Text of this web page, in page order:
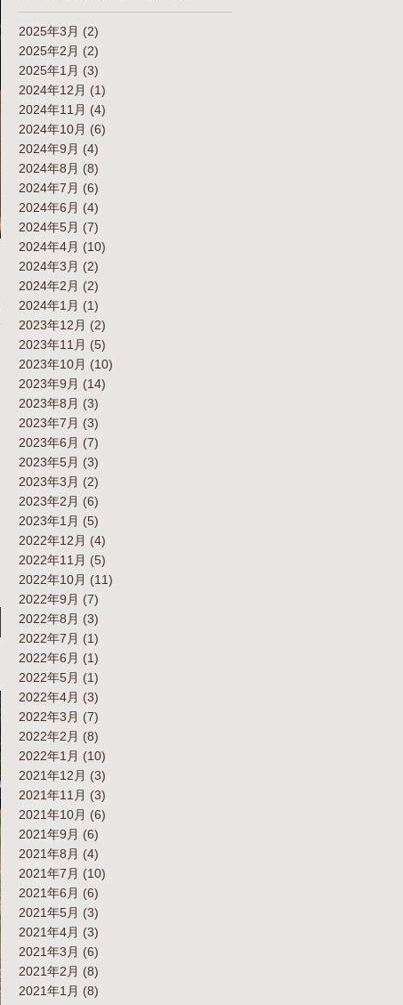
2025年3月 (2)
2025年2月 (2)
2025年1月 (3)
2024年12月 (1)
2024年11月 (4)
2024年10月 (6)
2024年9月 (4)
2024年8月 (8)
2024年7月 (6)
2024年6月 (4)
2024年5月 (7)
2024年4月 (10)
2024年3月 (2)
2024年2月 (2)
2024年1月 (1)
2023年12月 (2)
2023年11月 (5)
2023年10月 (10)
2023年9月 (14)
2023年8月 (3)
2023年7月 (3)
2023年6月 (7)
2023年5月 (3)
2023年3月 (2)
2023年2月 (6)
2023年1月 (5)
2022年12月 (4)
2022年11月 (5)
2022年10月 (11)
2022年9月 (7)
2022年8月 (3)
2022年7月 (1)
2022年6月 (1)
2022年5月 (1)
2022年4月 (3)
2022年3月 (7)
2022年2月 (8)
2022年1月 (10)
2021年12月 (3)
2021年11月 (3)
2021年10月 (6)
2021年9月 (6)
2021年8月 (4)
2021年7月 (10)
2021年6月 (6)
2021年5月 (3)
2021年4月 (3)
2021年3月 (6)
2021年2月 (8)
2021年1月 (8)